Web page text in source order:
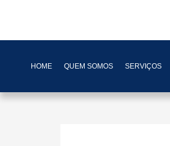
HOME QUEM SOMOS SERVIÇOS